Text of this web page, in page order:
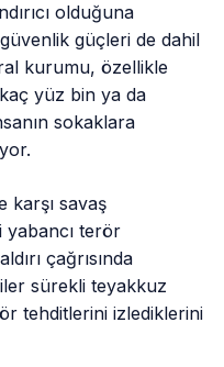
olduğuna
güvenlik güçleri de dahil
kurumu, özellikle
yüz bin ya da
sokaklara
karşı savaş
yabancı terör
çağrısında
sürekli teyakkuz
tehditlerini izlediklerini